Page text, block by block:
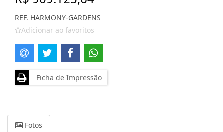
REF. HARMONY-GARDENS
Adicionar ao favoritos
Ficha de Impressão
Fotos